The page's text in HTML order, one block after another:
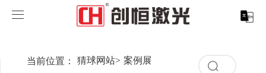
猜球网站
当前位置： 猜球网站> 案例展示 行业解决方案
分享到